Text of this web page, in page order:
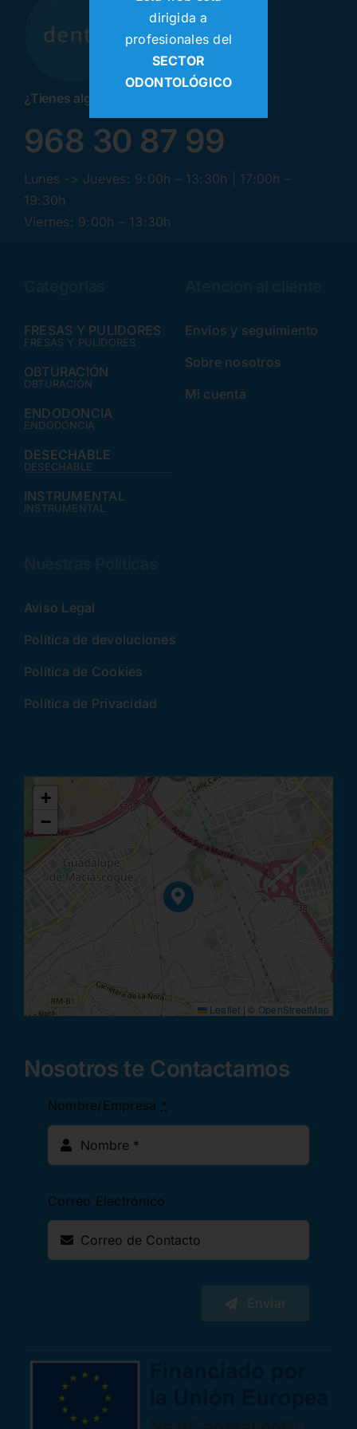
¿Tienes alguna pregunta? ¡Llamanos!
968 30 87 99
Lunes -> Jueves: 9:00h – 13:30h | 17:00h –
19:30h
Viernes: 9:00h – 13:30h
FRESAS Y PULIDORES
FRESAS Y PULIDORES
OBTURACIÓN
OBTURACIÓN
ENDODONCIA
ENDODONCIA
DESECHABLE
DESECHABLE
INSTRUMENTAL
INSTRUMENTAL
Envíos y seguimiento
Sobre nosotros
Mi cuenta
Aviso Legal
Política de devoluciones
Política de Cookies
Política de Privacidad
+
−
Leaflet | © OpenStreetMap
Nosotros te Contactamos
Nombre/Empresa *
Correo Electrónico
Enviar
dirigida a
profesionales del
SECTOR
ODONTOLÓGICO